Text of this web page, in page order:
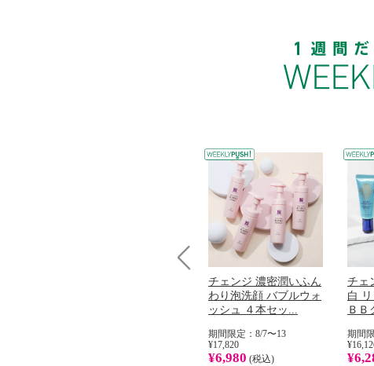
チェンジ 濃密潤いふん
わり泡洗顔 バブルウォ
ッシュ ４本セッ...
期間限定：8/7〜13
¥17,820
¥6,980 (税込)
チェ
白
ＢＢ
期間